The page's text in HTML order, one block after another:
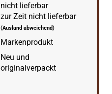
zur Zeit nicht lieferbar
(Ausland abweichend)
Markenprodukt
Neu und
originalverpackt